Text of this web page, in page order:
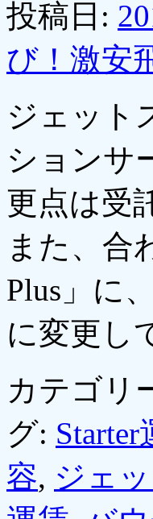
投稿日:
び！激安
ジェット
ションサ
更点は受
また、合
Plus」に
に変更し
カテゴリ
グ: Starter
容, ジェ